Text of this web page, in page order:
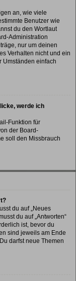
an, wie viele
Benutzer wie
du den Wortlaut
Administration
nur um deinen
Verhalten nicht und ein
Umständen einfach
werde ich
Funktion für
der Board-
soll den Missbrauch
du auf „Neues
du auf „Antworten“
ist, bevor du
sind jeweils am Ende
darfst neue Themen